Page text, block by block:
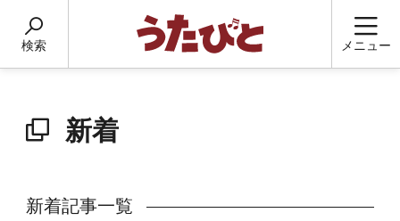
検索 メニュー
新着
新着記事一覧